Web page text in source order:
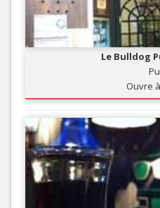
Le Bulldog
Ouvre